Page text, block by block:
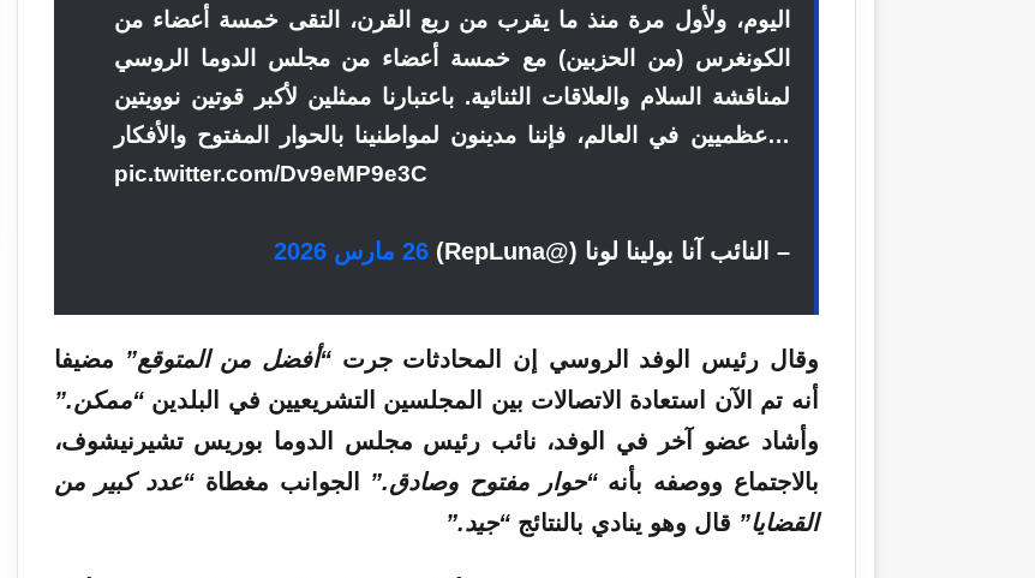
اليوم، ولأول مرة منذ ما يقرب من ربع القرن، التقى خمسة أعضاء من
الكونغرس (من الحزبين) مع خمسة أعضاء من مجلس الدوما الروسي
لمناقشة السلام والعلاقات الثنائية. باعتبارنا ممثلين لأكبر قوتين نوويتين
عظميين في العالم، فإننا مدينون لمواطنينا بالحوار المفتوح والأفكار…
pic.twitter.com/Dv9eMP9e3C
– النائب آنا بولينا لونا (@RepLuna) 26 مارس 2026
وقال رئيس الوفد الروسي إن المحادثات جرت“أفضل من المتوقع” مضيفا
أنه تم الآن استعادة الاتصالات بين المجلسين التشريعيين في البلدين“ممكن.”
وأشاد عضو آخر في الوفد، نائب رئيس مجلس الدوما بوريس تشيرنيشوف،
بالاجتماع ووصفه بأنه“حوار مفتوح وصادق.” الجوانب مغطاة “عدد كبير من
القضايا” قال وهو ينادي بالنتائج“جيد.”